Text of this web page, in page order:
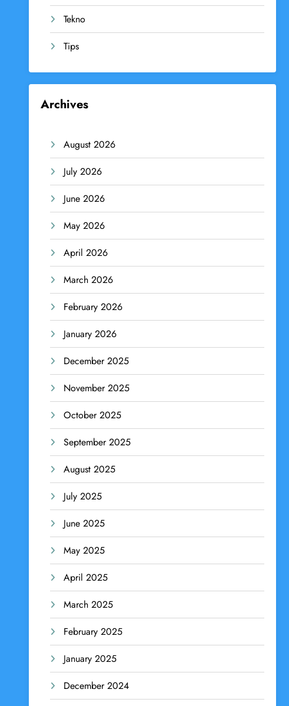
Tekno
Tips
Archives
August 2026
July 2026
June 2026
May 2026
April 2026
March 2026
February 2026
January 2026
December 2025
November 2025
October 2025
September 2025
August 2025
July 2025
June 2025
May 2025
April 2025
March 2025
February 2025
January 2025
December 2024